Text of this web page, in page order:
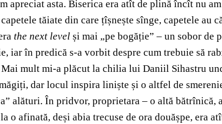
apreciat asta. Biserica era atît de plină încît nu
tăiate din care țîșnește sînge, capetele
the next level și mai „pe bogăție” – un sobor
iar în predică s-a vorbit despre cum trebuie să
mult mi-a plăcut la chilia lui Daniil Sihastru
dar locul inspira liniște și o altfel de
alături. În pridvor, proprietara – o altă
o afinată, deși abia trecuse de ora douășpe,